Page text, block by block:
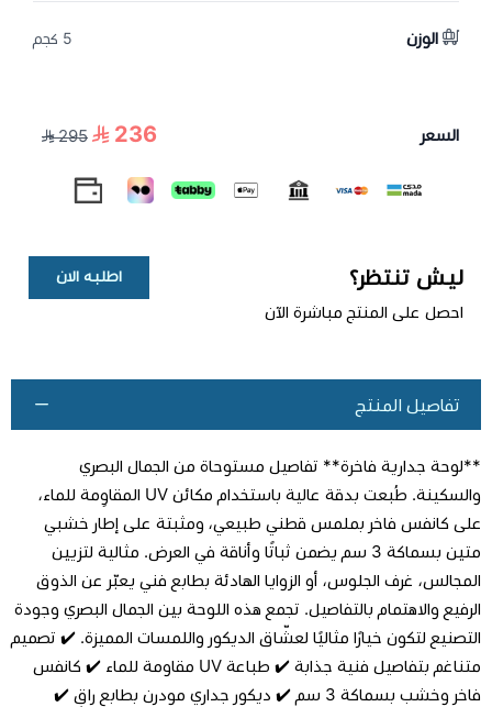
الوزن 5 كجم
السعر 236
295
ليش تنتظر؟
احصل على المنتج مباشرة الآن
اطلبه الان
اطلب المنتج
تفاصيل المنتج
**لوحة جدارية فاخرة** تفاصيل مستوحاة من الجمال البصري
والسكينة. طُبعت بدقة عالية باستخدام مكائن UV المقاوِمة للماء،
على كانفس فاخر بملمس قطني طبيعي، ومثبتة على إطار خشبي
متين بسماكة 3 سم يضمن ثباتًا وأناقة في العرض. مثالية لتزيين
المجالس، غرف الجلوس، أو الزوايا الهادئة بطابع فني يعبّر عن الذوق
الرفيع والاهتمام بالتفاصيل. تجمع هذه اللوحة بين الجمال البصري وجودة
التصنيع لتكون خيارًا مثاليًا لعشّاق الديكور واللمسات المميزة. ✔️ تصميم
متناغم بتفاصيل فنية جذابة ✔️ طباعة UV مقاومة للماء ✔️ كانفس
فاخر وخشب بسماكة 3 سم ✔️ ديكور جداري مودرن بطابع راقٍ ✔️